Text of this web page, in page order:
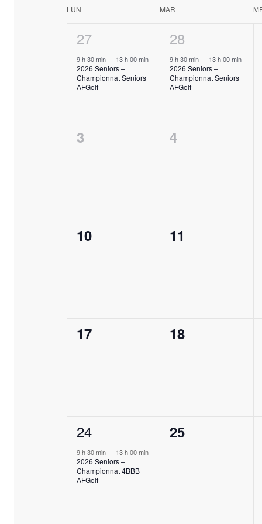
CALENDRIER
DE
ÉVÈNEMENTS
LUN MAR
1
évènement,
27
9 h 30 min— 13 h 00 min
2026 Seniors –
Championnat Seniors
AFGolf
1
évènement,
28
9 h 30 min— 13 h 00 min
2026 Seniors –
Championnat Seniors
AFGolf
0
3
0
4
0
10
0
11
0
17
0
18
1
évènement,
24
9 h 30 min— 13 h 00 min
2026 Seniors –
Championnat 4BBB
AFGolf
0
25